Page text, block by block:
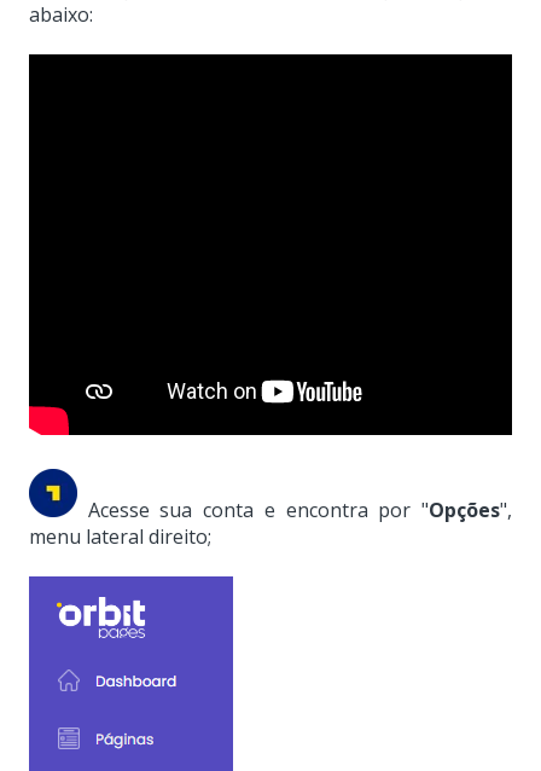
abaixo:
Acesse sua conta e encontra por "Opções",
menu lateral direito;